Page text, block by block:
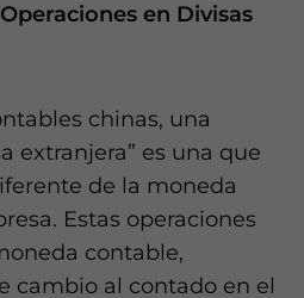
en Divisas
chinas, una
extranjera” es una que
de la moneda
Estas operaciones
contable,
cambio al contado en el